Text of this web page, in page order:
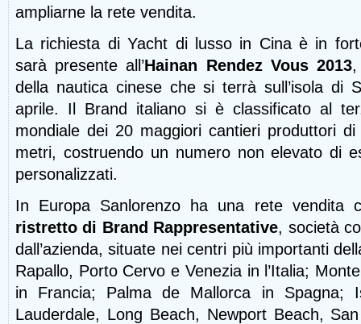
ampliarne la rete vendita.
La richiesta di Yacht di lusso in Cina è in
sarà presente all’Hainan Rendez Vous 2013,
della nautica cinese che si terrà sull’isola di
aprile. Il Brand italiano si è classificato al
mondiale dei 20 maggiori cantieri produttori
metri, costruendo un numero non elevato di
personalizzati.
In Europa Sanlorenzo ha una rete vendita
ristretto di Brand Rappresentative, società
dall’azienda, situate nei centri più importanti
Rapallo, Porto Cervo e Venezia in l’Italia;
in Francia; Palma de Mallorca in Spagna;
Lauderdale, Long Beach, Newport Beach,